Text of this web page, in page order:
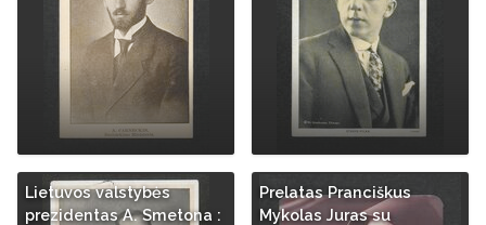
Lietuvos valstybės
prezidentas A. Smetona :
Prelatas Pranciškus
Mykolas Juras su